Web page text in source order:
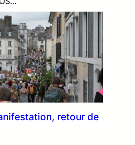
retour de